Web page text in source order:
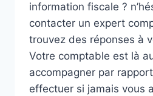
information fiscale ?
contacter un expert
trouvez des réponses à
Votre comptable est là
accompagner par
effectuer si jamais vous